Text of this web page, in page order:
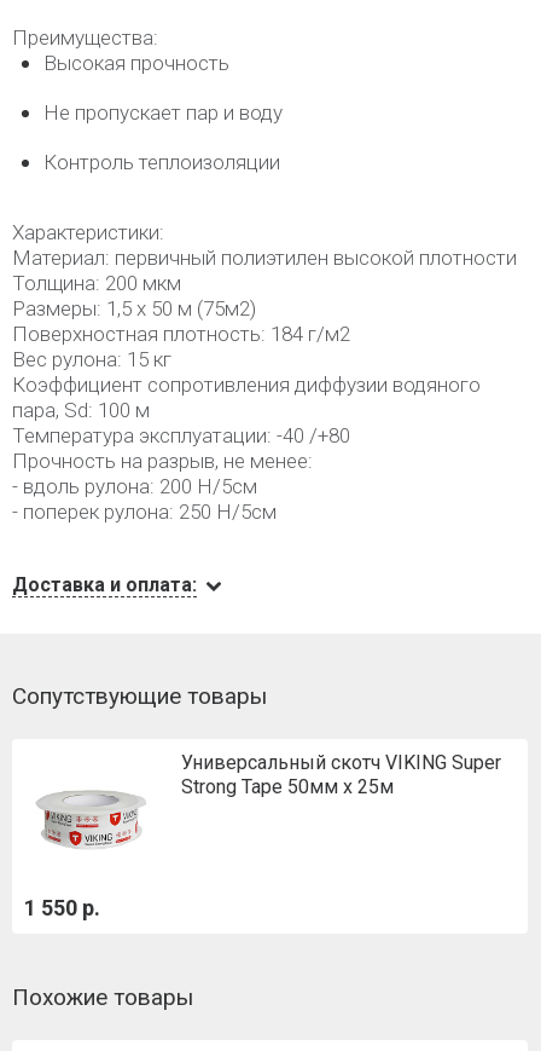
Преимущества:
Высокая прочность
Не пропускает пар и воду
Контроль теплоизоляции
Характеристики:
Материал: первичный полиэтилен высокой плотности
Толщина: 200 мкм
Размеры: 1,5 х 50 м (75м2)
Поверхностная плотность: 184 г/м2
Вес рулона: 15 кг
Коэффициент сопротивления диффузии водяного
пара, Sd: 100 м
Температура эксплуатации: -40 /+80
Прочность на разрыв, не менее:
- вдоль рулона: 200 Н/5см
- поперек рулона: 250 Н/5см
Доставка и оплата:
Сопутствующие товары
Универсальный скотч VIKING Super
Strong Tape 50мм х 25м
1 550 р.
Похожие товары